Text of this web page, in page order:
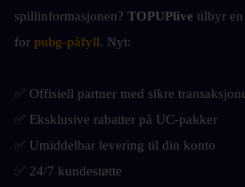
spillinformasjonen? TOPUPlive tilbyr
for pubg-påfyll. Nyt:
✅ Offisiell partner med sikre
✅ Eksklusive rabatter på UC-pakker
✅ Umiddelbar levering til din konto
✅ 24/7 kundestøtte